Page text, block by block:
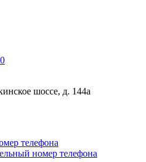
0
шоссе, д. 144а
телефона
номер телефона